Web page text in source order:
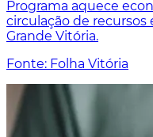
Programa aquece
circulação de
Grande Vitória.
Fonte: Folha Vitória